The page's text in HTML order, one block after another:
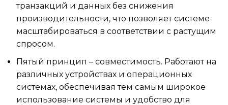
транзакций и данных без снижения
производительности, что позволяет системе
масштабироваться в соответствии с растущим
спросом.
Пятый принцип – совместимость. Работают на
различных устройствах и операционных
системах, обеспечивая тем самым широкое
использование системы и удобство для